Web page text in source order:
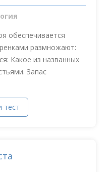
обеспечивается
размножают:
Какое из названных
Запас
тест